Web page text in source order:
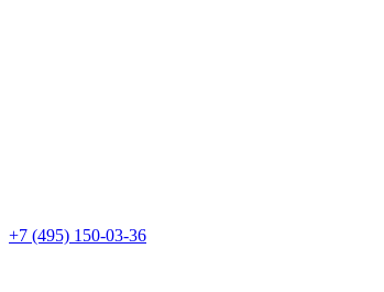
+7 (495) 150-03-36